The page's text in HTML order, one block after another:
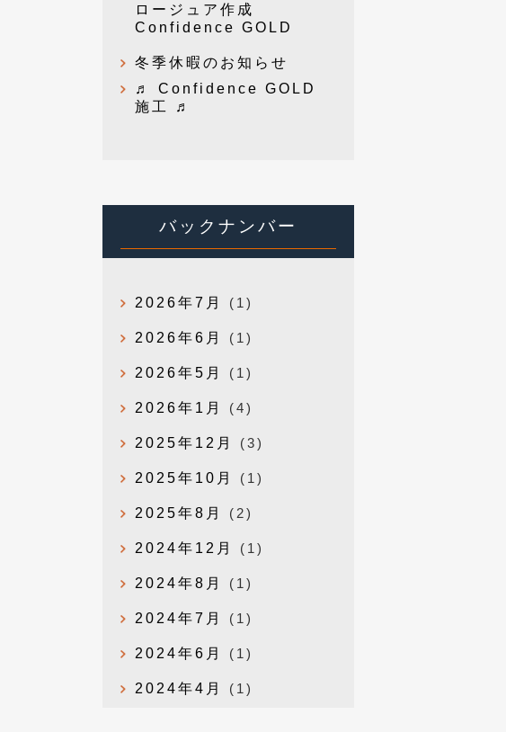
ロージュア作成
Confidence GOLD
冬季休暇のお知らせ
♬ Confidence GOLD
施工 ♬
バックナンバー
2026年7月 (1)
2026年6月 (1)
2026年5月 (1)
2026年1月 (4)
2025年12月 (3)
2025年10月 (1)
2025年8月 (2)
2024年12月 (1)
2024年8月 (1)
2024年7月 (1)
2024年6月 (1)
2024年4月 (1)